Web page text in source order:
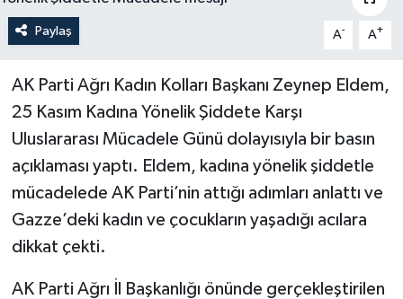
Paylaş A- A+
AK Parti Ağrı Kadın Kolları Başkanı Zeynep Eldem,
25 Kasım Kadına Yönelik Şiddete Karşı
Uluslararası Mücadele Günü dolayısıyla bir basın
açıklaması yaptı. Eldem, kadına yönelik şiddetle
mücadelede AK Parti’nin attığı adımları anlattı ve
Gazze’deki kadın ve çocukların yaşadığı acılara
dikkat çekti.
AK Parti Ağrı İl Başkanlığı önünde gerçekleştirilen
Yaşam